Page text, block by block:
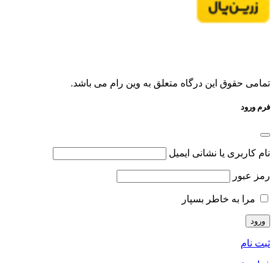
تمامی حقوق این درگاه متعلق به وین رام می باشد.
فرم ورود
نام کاربری یا نشانی ایمیل
رمز عبور
مرا به خاطر بسپار
ثبت نام